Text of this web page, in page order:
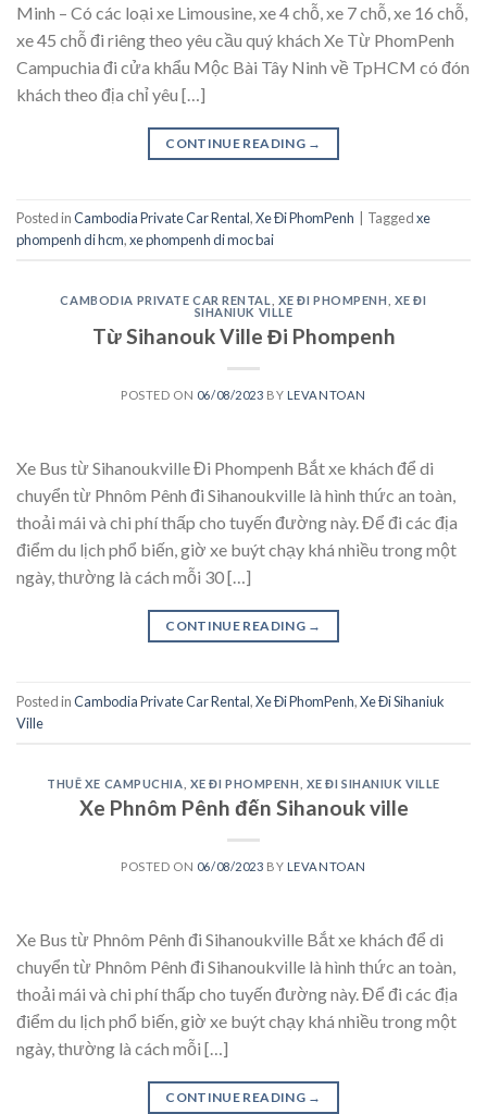
Minh – Có các loại xe Limousine, xe 4 chỗ, xe 7 chỗ, xe 16 chỗ,
xe 45 chỗ đi riêng theo yêu cầu quý khách Xe Từ PhomPenh
Campuchia đi cửa khẩu Mộc Bài Tây Ninh về TpHCM có đón
khách theo địa chỉ yêu […]
CONTINUE READING →
Posted inCambodia Private Car Rental,Xe Đi PhomPenh Taggedxe
phompenh di hcm,xe phompenh di moc bai
CAMBODIA PRIVATE CAR RENTAL XE ĐI PHOMPENH
XE ĐI
SIHANIUK VILLE
Từ Sihanouk Ville Đi Phompenh
POSTED ON 06/08/2023 BY LEVANTOAN
Xe Bus từ Sihanoukville Đi Phompenh Bắt xe khách để di
chuyển từ Phnôm Pênh đi Sihanoukville là hình thức an toàn,
thoải mái và chi phí thấp cho tuyến đường này. Để đi các địa
điểm du lịch phổ biến, giờ xe buýt chạy khá nhiều trong một
ngày, thường là cách mỗi 30 […]
CONTINUE READING →
Posted inCambodia Private Car Rental,Xe Đi PhomPenh,Xe Đi Sihaniuk
Ville
THUÊ XE CAMPUCHIA XE ĐI PHOMPENH XE ĐI SIHANIUK VILLE
Xe Phnôm Pênh đến Sihanouk ville
POSTED ON 06/08/2023 BY LEVANTOAN
Xe Bus từ Phnôm Pênh đi Sihanoukville Bắt xe khách để di
chuyển từ Phnôm Pênh đi Sihanoukville là hình thức an toàn,
thoải mái và chi phí thấp cho tuyến đường này. Để đi các địa
điểm du lịch phổ biến, giờ xe buýt chạy khá nhiều trong một
ngày, thường là cách mỗi […]
CONTINUE READING →